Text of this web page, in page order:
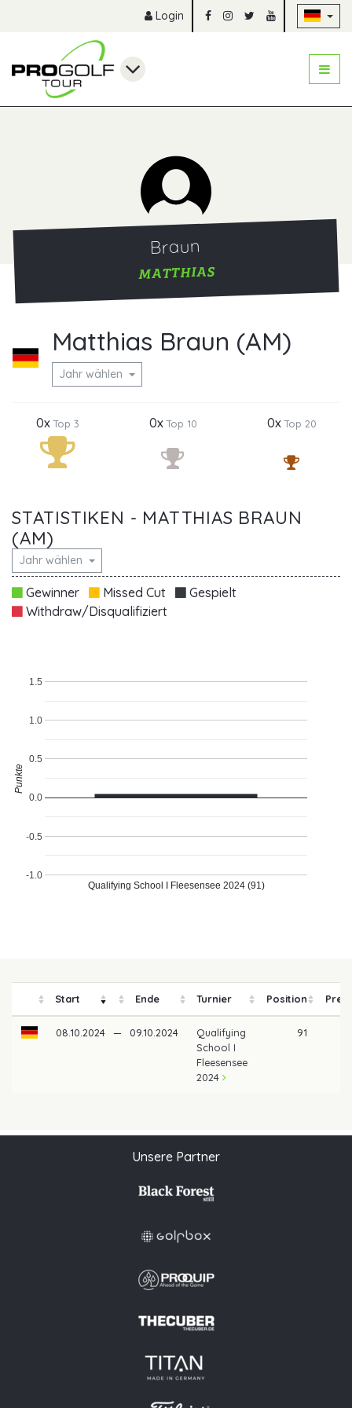
Login
Braun
MATTHIAS
Matthias Braun (AM)
Jahr wählen
0xTop 3 0xTop 10 0xTop 20
STATISTIKEN - MATTHIAS BRAUN
(AM)
Jahr wählen
Gewinner Missed Cut
Gespielt
Withdraw/Disqualifiziert
Qualifying School I Fleesensee 2024 (91)
-1.0
-0.5
0.0
0.5
1.0
1.5
Punkte
Start Ende Turnier Position
08.10.2024 — 09.10.2024
Qualifying
School I
Fleesensee
2024
91
Unsere Partner